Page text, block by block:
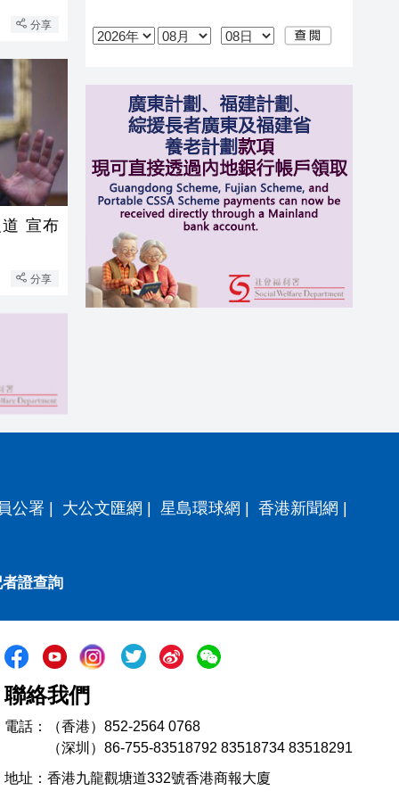
分享
宣布
分享
公署 | 大公文匯網 | 星島環球網 | 香港新聞網 |
證查詢
聯絡我們
電話：（香港）852-2564 0768
（深圳）86-755-83518792 83518734 83518291
地址：香港九龍觀塘道332號香港商報大廈